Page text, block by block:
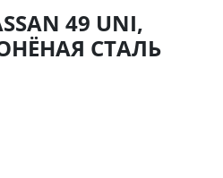
49 UNI,
СТАЛЬ